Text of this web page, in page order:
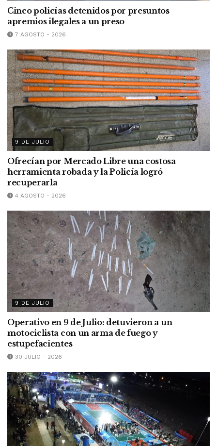
Cinco policías detenidos por presuntos
apremios ilegales a un preso
7 AGOSTO - 2026
9 DE JULIO
Ofrecían por Mercado Libre una costosa
herramienta robada y la Policía logró
recuperarla
4 AGOSTO - 2026
9 DE JULIO
Operativo en 9 de Julio: detuvieron a un
motociclista con un arma de fuego y
estupefacientes
30 JULIO - 2026